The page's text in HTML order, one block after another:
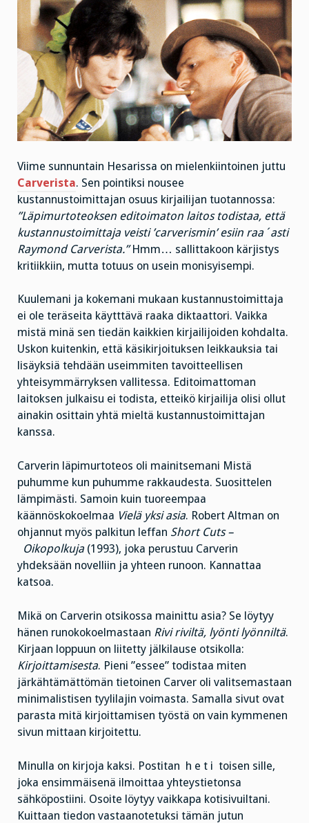
Viime sunnuntain Hesarissa on mielenkiintoinen juttu
Carverista. Sen pointiksi nousee
kustannustoimittajan osuus kirjailijan tuotannossa:
”Läpimurtoteoksen editoimaton laitos todistaa, että
kustannustoimittaja veisti ’carverismin’ esiin raa´asti
Raymond Carverista.”Hmm… sallittakoon kärjistys
kritiikkiin, mutta totuus on usein monisyisempi.
Kuulemani ja kokemani mukaan kustannustoimittaja
ei ole teräseita käytttävä raaka diktaattori. Vaikka
mistä minä sen tiedän kaikkien kirjailijoiden kohdalta.
Uskon kuitenkin, että käsikirjoituksen leikkauksia tai
lisäyksiä tehdään useimmiten tavoitteellisen
yhteisymmärryksen vallitessa. Editoimattoman
laitoksen julkaisu ei todista, etteikö kirjailija olisi ollut
ainakin osittain yhtä mieltä kustannustoimittajan
kanssa.
Carverin läpimurtoteos oli mainitsemani Mistä
puhumme kun puhumme rakkaudesta. Suosittelen
lämpimästi. Samoin kuin tuoreempaa
käännöskokoelmaa Vielä yksi asia. Robert Altman on
ohjannut myös palkitun leffan Short Cuts –
Oikopolkuja (1993), joka perustuu Carverin
yhdeksään novelliin ja yhteen runoon. Kannattaa
katsoa.
Mikä on Carverin otsikossa mainittu asia? Se löytyy
hänen runokokoelmastaan Rivi riviltä, lyönti lyönniltä.
Kirjaan loppuun on liitetty jälkilause otsikolla:
Kirjoittamisesta. Pieni ”essee” todistaa miten
järkähtämättömän tietoinen Carver oli valitsemastaan
minimalistisen tyylilajin voimasta. Samalla sivut ovat
parasta mitä kirjoittamisen työstä on vain kymmenen
sivun mittaan kirjoitettu.
Minulla on kirjoja kaksi. Postitan h e t i toisen sille,
joka ensimmäisenä ilmoittaa yhteystietonsa
sähköpostiini. Osoite löytyy vaikkapa kotisivuiltani.
Kuittaan tiedon vastaanotetuksi tämän jutun